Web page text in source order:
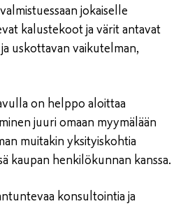
jokaiselle
kalustekoot ja värit antavat
uskottavan vaikutelman,
on helppo aloittaa
juuri omaan myymälään
muitakin yksityiskohtia
kaupan henkilökunnan kanssa.
konsultointia ja